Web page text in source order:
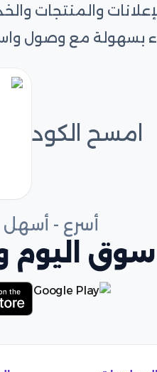
والمنتجات
بسهولة مع
امسح الكود
أسرع -
اليوم